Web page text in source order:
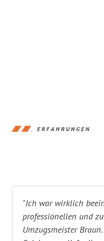
ERFAHRUNGEN
"Ich war wirklich
professionellen und
Umzugsmeister